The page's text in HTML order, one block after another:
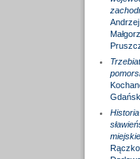
miejskie